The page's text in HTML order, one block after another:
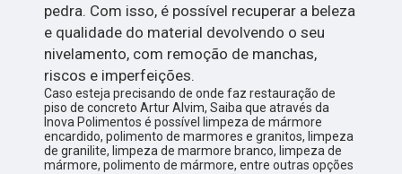
pedra. Com isso, é possível recuperar a beleza
e qualidade do material devolvendo o seu
nivelamento, com remoção de manchas,
riscos e imperfeições.
Caso esteja precisando de onde faz restauração de
piso de concreto Artur Alvim, Saiba que através da
Inova Polimentos é possível limpeza de mármore
encardido, polimento de marmores e granitos, limpeza
de granilite, limpeza de marmore branco, limpeza de
mármore, polimento de mármore, entre outras opções